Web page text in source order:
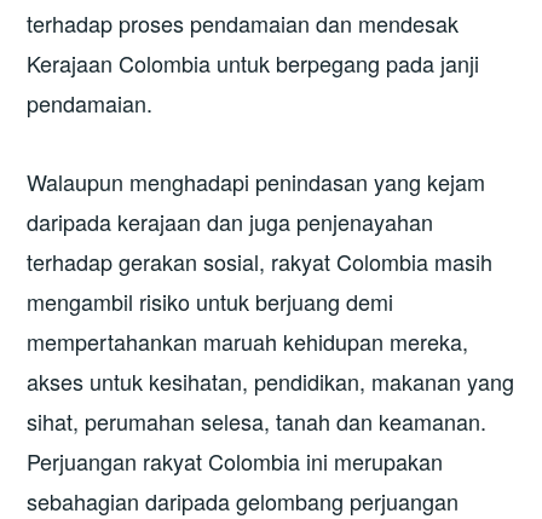
terhadap proses pendamaian dan mendesak
Kerajaan Colombia untuk berpegang pada janji
pendamaian.
Walaupun menghadapi penindasan yang kejam
daripada kerajaan dan juga penjenayahan
terhadap gerakan sosial, rakyat Colombia masih
mengambil risiko untuk berjuang demi
mempertahankan maruah kehidupan mereka,
akses untuk kesihatan, pendidikan, makanan yang
sihat, perumahan selesa, tanah dan keamanan.
Perjuangan rakyat Colombia ini merupakan
sebahagian daripada gelombang perjuangan